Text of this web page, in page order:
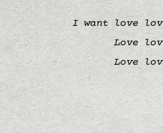
I want love
Love
Love